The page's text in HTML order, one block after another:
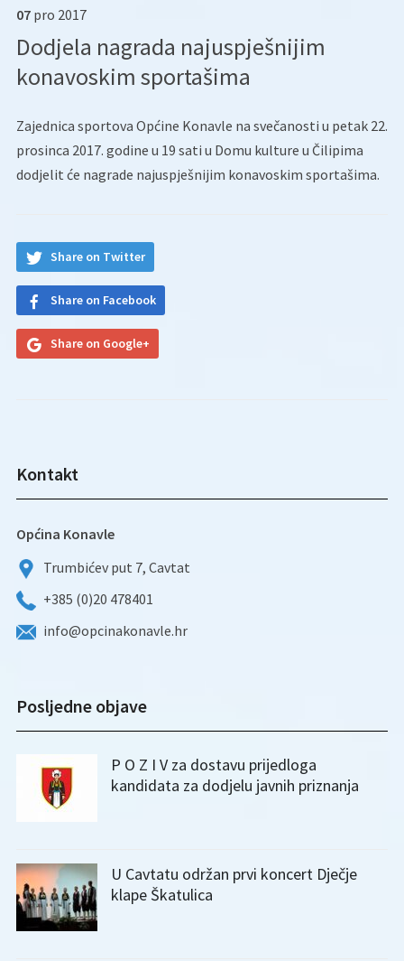
07 pro 2017
Dodjela nagrada najuspješnijim
konavoskim sportašima
Zajednica sportova Općine Konavle na svečanosti u petak 22.
prosinca 2017. godine u 19 sati u Domu kulture u Čilipima
dodjelit će nagrade najuspješnijim konavoskim sportašima.
Share on Twitter
Share on Facebook
Share on Google+
Kontakt
Općina Konavle
Trumbićev put 7, Cavtat
+385 (0)20 478401
info@opcinakonavle.hr
Posljedne objave
P O Z I V za dostavu prijedloga
kandidata za dodjelu javnih priznanja
U Cavtatu održan prvi koncert Dječje
klape Škatulica